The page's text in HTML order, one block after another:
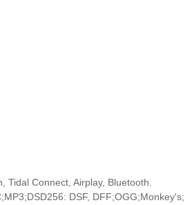
Tidal Connect, Airplay, Bluetooth.
DSF, DFF;OGG;Monkey's;